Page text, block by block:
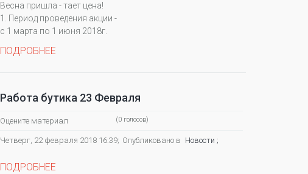
Весна пришла - тает цена!
1. Период проведения акции -
с 1 марта по 1 июня 2018г.
ПОДРОБНЕЕ
Работа бутика 23 Февраля
Оцените материал (0 голосов)
Четверг, 22 февраля 2018 16:39; Опубликовано в Новости ;
ПОДРОБНЕЕ